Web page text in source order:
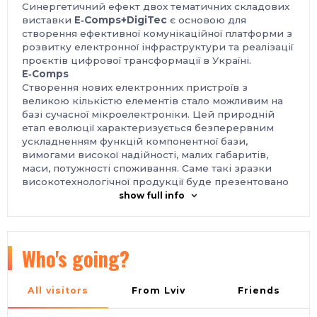
Синергетичний ефект двох тематичних складових
виставки E‑Comps+DigiTec є основою для
створення ефективної комунікаційної платформи з
розвитку електронної інфраструктури та реалізації
проєктів цифрової трансформації в Україні.
E‑Comps
Створення нових електронних пристроїв з
великою кількістю елементів стало можливим на
базі сучасної мікроелектроніки. Цей природній
етап еволюції характеризується безперервним
ускладненням функцій компонентної бази,
вимогами високої надійності, малих габаритів,
маси, потужності споживання. Саме такі зразки
високотехнологічної продукції буде презентовано
E‑Comps+DigiTec.
обробки та зберігання даних, системи IoT, цифрові
платформи ‑ виставка
трансформації для різних галузей економіки.
show full info
Who's going?
All visitors From Lviv Friends